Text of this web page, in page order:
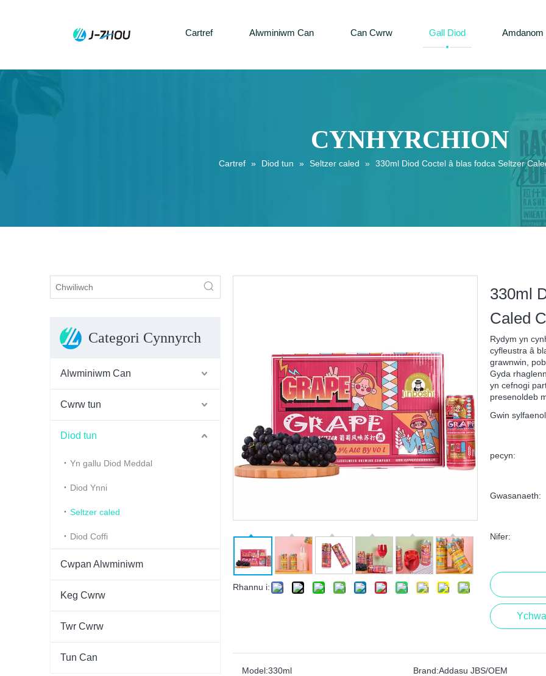
Cartref Alwminiwm Can Can Cwrw Gall Diod Amdanom
CYNHYRCHION
Cartref » Diod tun » Seltzer caled » 330ml Diod Coctel â blas fodca Seltzer
Categori Cynnyrch
Alwminiwm Can
Cwrw tun
Diod tun
Yn gallu Diod Meddal
Diod Ynni
Seltzer caled
Diod Coffi
Cwpan Alwminiwm
Keg Cwrw
Twr Cwrw
Tun Can
Rhannu i:
330ml
Caled
Rydym yn
cyfleustra â
grawnwin,
Gyda
yn cefnogi
presenoldeb
Gwin
pecyn:
Gwasanaeth:
Nifer:
Model:330ml Brand:Addasu JBS/OEM